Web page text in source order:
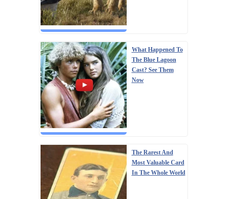
What Happened To
The Blue Lagoon
Cast? See Them
Now
The Rarest And
Most Valuable Card
In The Whole World